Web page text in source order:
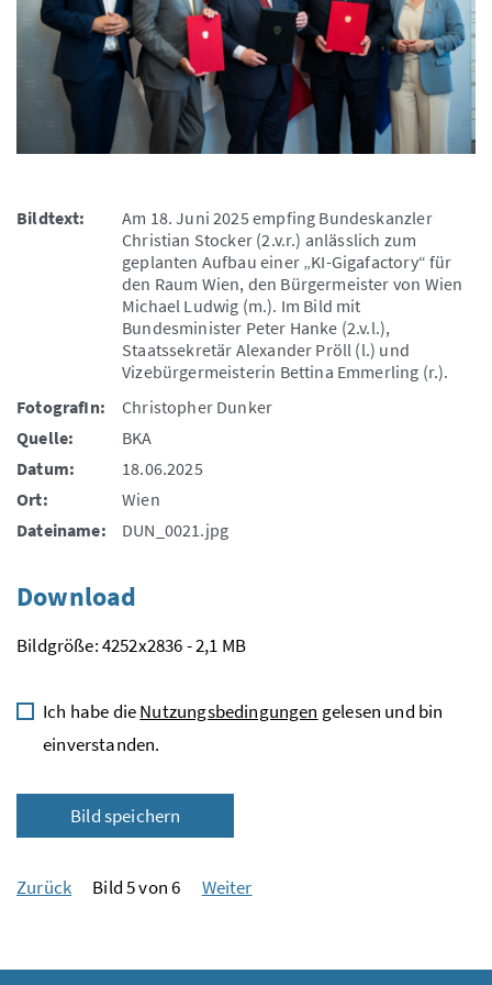
Bildtext:
Am 18. Juni 2025 empfing Bundeskanzler
Christian Stocker (2.v.r.) anlässlich zum
geplanten Aufbau einer „KI-Gigafactory“ für
den Raum Wien, den Bürgermeister von Wien
Michael Ludwig (m.). Im Bild mit
Bundesminister Peter Hanke (2.v.l.),
Staatssekretär Alexander Pröll (l.) und
Vizebürgermeisterin Bettina Emmerling (r.).
FotografIn:
Christopher Dunker
Quelle:
BKA
Datum:
18.06.2025
Ort:
Wien
Dateiname:
DUN_0021.jpg
Download
Bildgröße: 4252x2836 - 2,1 MB
Ich habe dieNutzungsbedingungen gelesen und bin
einverstanden.
Bild speichern
Zurück Bild 5 von 6 Weiter